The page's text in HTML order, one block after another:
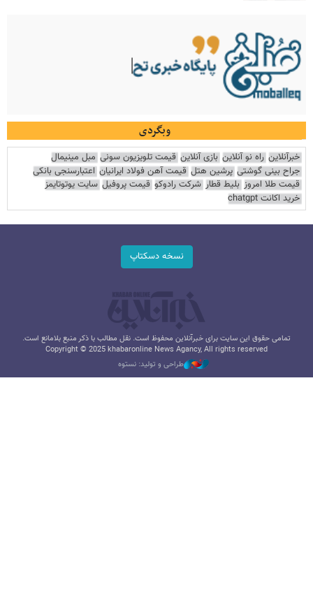
وبگردی
خبرآنلاین راه نو آنلاین بازی آنلاین قیمت تلویزیون سونی مبل مینیمال
جراح بینی گوشتی پرشین هتل قیمت آهن فولاد ایرانیان اعتبارسنجی بانکی
قیمت طلا امروز بلیط قطار شرکت رادوکو قیمت پروفیل سایت یوتوتایمز
خرید اکانت chatgpt
نسخه دسکتاپ
تمامی حقوق این سایت برای خبرآنلاین محفوظ است. نقل مطالب با ذکر منبع بلامانع است.
Copyright © 2025 khabaronline News Agancy, All rights reserved
طراحی و تولید: نستوه